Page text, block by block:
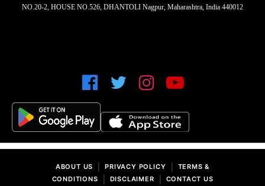
NO.20-2, HOUSE NO.526, DHANTOLI Nagpur, Maharashtra, India 440012
ABOUT US PRIVACY POLICY
TERMS &
CONDITIONS
DISCLAIMER CONTACT US